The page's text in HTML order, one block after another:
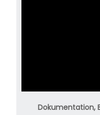
Dokumentation,